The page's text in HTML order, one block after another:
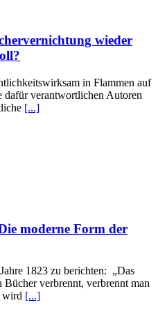
wieder
in Flammen auf
dafür verantwortlichen Autoren
[...]
moderne Form der
1823 zu berichten: „Das
verbrennt, verbrennt man
wird [...]